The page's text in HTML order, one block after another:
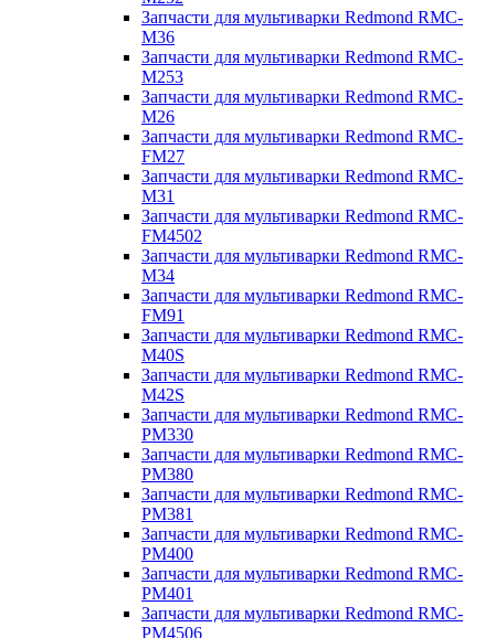
Запчасти для мультиварки Redmond RMC-
M36
Запчасти для мультиварки Redmond RMC-
M253
Запчасти для мультиварки Redmond RMC-
M26
Запчасти для мультиварки Redmond RMC-
FM27
Запчасти для мультиварки Redmond RMC-
M31
Запчасти для мультиварки Redmond RMC-
FM4502
Запчасти для мультиварки Redmond RMC-
M34
Запчасти для мультиварки Redmond RMC-
FM91
Запчасти для мультиварки Redmond RMC-
M40S
Запчасти для мультиварки Redmond RMC-
M42S
Запчасти для мультиварки Redmond RMC-
PM330
Запчасти для мультиварки Redmond RMC-
PM380
Запчасти для мультиварки Redmond RMC-
PM381
Запчасти для мультиварки Redmond RMC-
PM400
Запчасти для мультиварки Redmond RMC-
PM401
Запчасти для мультиварки Redmond RMC-
PM4506